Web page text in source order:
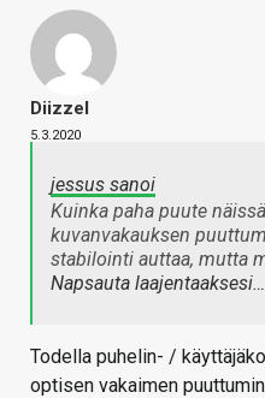
Diizzel
5.3.2020
jessus sanoi
Kuinka paha puute
kuvanvakauksen
stabilointi auttaa, mutta
Napsauta laajentaaksesi…
Todella puhelin- /
optisen vakaimen